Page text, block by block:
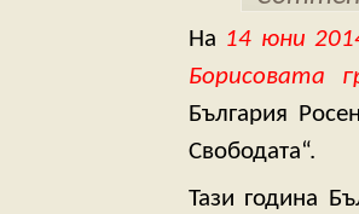
На 14 юни
Борисовата
България
Свободата“.
Тази година